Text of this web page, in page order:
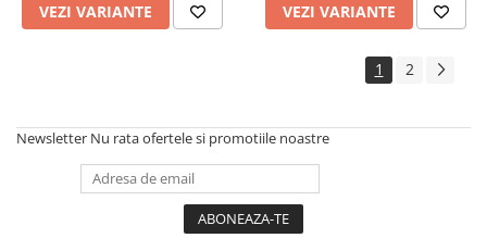
VEZI VARIANTE VEZI VARIANTE
1 2
Newsletter Nu rata ofertele si promotiile noastre